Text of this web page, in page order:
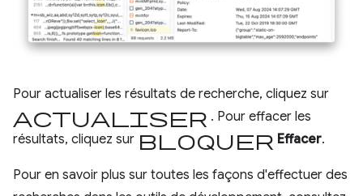
Pour actualiser les résultats de recherche, cliquez sur
Actualiser . Pour effacer les
résultats, cliquez sur Bloquer Effacer.
Pour en savoir plus sur toutes les façons d'effectuer des